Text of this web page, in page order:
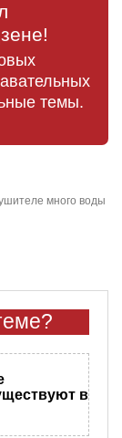
темы.
много воды
в